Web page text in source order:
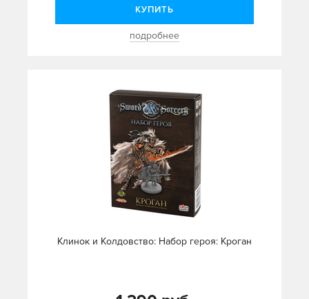
КУПИТЬ
подробнее
Клинок и Колдовство: Набор героя: Кроган